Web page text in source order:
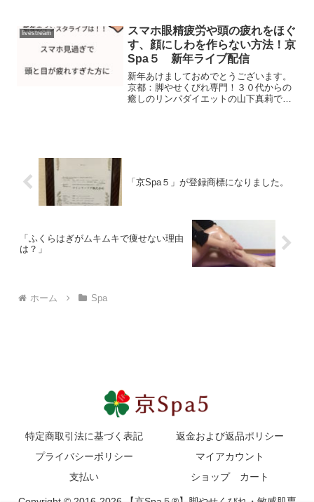
流ダイエットをして、胸が小さくなって
しまった・・・・授乳後、...
livestream
スマホ眼精疲労や頭の疲れをほぐ
す、顔にしわを作らない方法！京
Spa５ 新年ライブ配信
新年あけましておめでとうございます。
京都：脚やせくびれ専門！３０代からの
癒しのリンパダイエットの山下真莉で
「京Spa５」が登録商標になりました。
「ふくらはぎがムキムキで痩せない理由
は？」
ホーム Spa
特定商取引法に基づく表記
返金および返品ポリシー
プライバシーポリシー
マイアカウント
支払い
ショップ カート